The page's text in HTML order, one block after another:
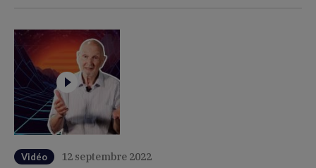
Vidéo 12 septembre 2022